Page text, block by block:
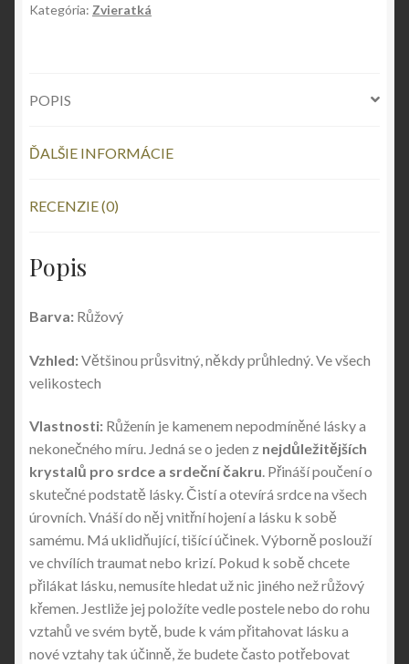
Kategória: Zvieratká
POPIS
ĎALŠIE INFORMÁCIE
RECENZIE (0)
Popis
Barva: Růžový
Vzhled:Většinou průsvitný, někdy průhledný. Ve všech
velikostech
Vlastnosti: Růženín je kamenem nepodmíněné lásky a
nekonečného míru. Jedná se o jeden z nejdůležitějších
krystalů pro srdce a srdeční čakru. Přináší poučení o
skutečné podstatě lásky. Čistí a otevírá srdce na všech
úrovních. Vnáší do něj vnitřní hojení a lásku k sobě
samému. Má uklidňující, tišící účinek. Výborně poslouží
ve chvílích traumat nebo krizí. Pokud k sobě chcete
přilákat lásku, nemusíte hledat už nic jiného než růžový
křemen. Jestliže jej položíte vedle postele nebo do rohu
vztahů ve svém bytě, bude k vám přitahovat lásku a
nové vztahy tak účinně, že budete často potřebovat